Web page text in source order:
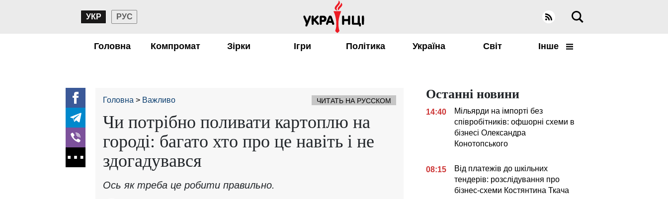
УКР РУС
Головна Компромат Зірки Ігри Політика Україна Світ Інше
Головна Важливо ЧИТАТЬ НА РУССКОМ
Чи потрібно поливати картоплю на
городі: багато хто про це навіть і не
здогадувався
Ось як треба це робити правильно.
Останні новини
14:40
Мільярди на імпорті без
співробітників: офшорні схеми в
бізнесі Олександра
Конотопського
08:15
Від платежів до шкільних
тендерів: розслідування про
бізнес-схеми Костянтина Ткача